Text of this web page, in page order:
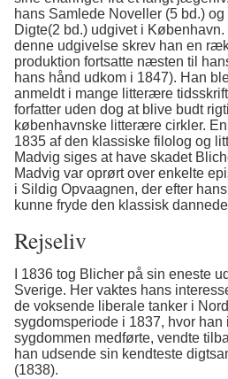
hans Samlede Noveller (5 bd.)
Digte(2 bd.) udgivet i
denne udgivelse skrev han en
produktion fortsatte næsten til
hans hånd udkom i 1847). Han
anmeldt i mange litterære
forfatter uden dog at blive budt
københavnske litterære cirkler.
1835 af den klassiske filolog og
Madvig siges at have skadet
Madvig var oprørt over enkelte
i Sildig Opvaagnen, der efter
kunne fryde den klassisk
Rejseliv
I 1836 tog Blicher på sin eneste
Sverige. Her vaktes hans
de voksende liberale tanker i
sygdomsperiode i 1837, hvor han
sygdommen medførte, vendte
han udsende sin kendteste
(1838).